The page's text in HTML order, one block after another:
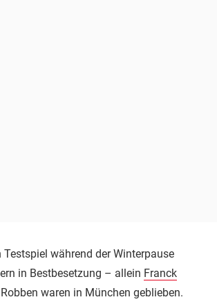
Testspiel während der Winterpause
in Bestbesetzung – allein Franck
waren in München geblieben.